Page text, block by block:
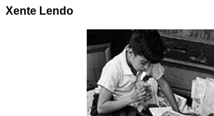
Xente Lendo